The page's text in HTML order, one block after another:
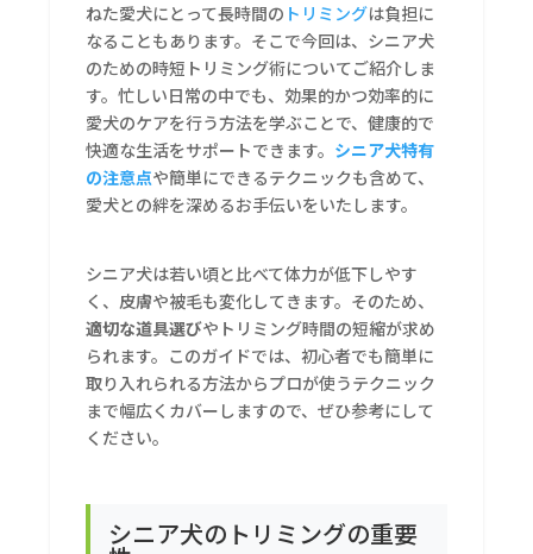
ねた愛犬にとって長時間の トリミングは負担に
なることもあります。そこで今回は、シニア犬
のための時短トリミング術についてご紹介しま
す。忙しい日常の中でも、効果的かつ効率的に
愛犬のケアを行う方法を学ぶことで、健康的で
快適な生活をサポートできます。 シニア犬特有
の注意点や簡単にできるテクニックも含めて、
愛犬との絆を深めるお手伝いをいたします。
シニア犬は若い頃と比べて体力が低下しやす
く、皮膚や被毛も変化してきます。そのため、
適切な道具選びやトリミング時間の短縮が求め
られます。このガイドでは、初心者でも簡単に
取り入れられる方法からプロが使うテクニック
まで幅広くカバーしますので、ぜひ参考にして
ください。
シニア犬のトリミングの重要